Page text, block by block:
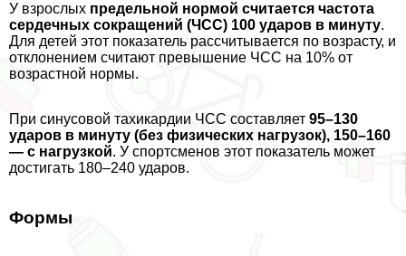
У взрослых предельной нормой считается частота
сердечных сокращений (ЧСС) 100 ударов в минуту.
Для детей этот показатель рассчитывается по возрасту, и
отклонением считают превышение ЧСС на 10% от
возрастной нормы.
При синусовой тахикардии ЧСС составляет 95–130
ударов в минуту (без физических нагрузок), 150–160
— с нагрузкой. У спортсменов этот показатель может
достигать 180–240 ударов.
Формы